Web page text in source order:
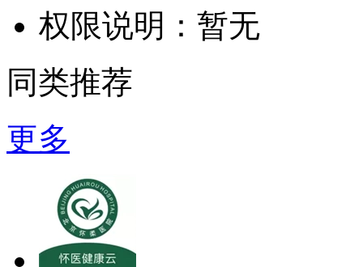
权限说明： 暂无
同类推荐
更多